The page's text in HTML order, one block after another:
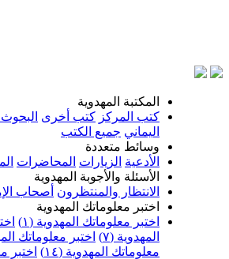
المكتبة المهدوية
كتب المركز كتب أخرى
اليماني جميع الكتب
وسائط متعددة
الأدعية الزيارات المحاضرات
الأسئلة والأجوبة المهدوية
الانتظار والمنتظرون أصحاب
اختبر معلوماتك المهدوية
اختبر معلوماتك المهدوية (١)
المهدوية (٧)
اختبر معلوماتك
معلوماتك المهدوية (١٤)
اختبر